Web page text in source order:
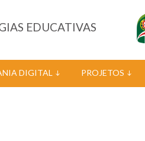
EDUCATIVAS
DIGITAL PROJETOS